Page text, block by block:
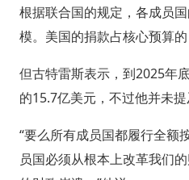
根据联合国的规定，各成员
模。美国的捐款占核心预算的
但古特雷斯表示，到2025年
的15.7亿美元，不过他并未提
“要么所有成员国都履行全
员国必须从根本上改革我们